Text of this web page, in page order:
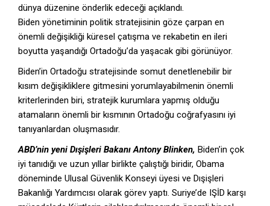
dünya düzenine önderlik edeceği açıklandı.
Biden yönetiminin politik stratejisinin göze çarpan en
önemli değişikliği küresel çatışma ve rekabetin en ileri
boyutta yaşandığı Ortadoğu’da yaşacak gibi görünüyor.
Biden’in Ortadoğu stratejisinde somut denetlenebilir bir
kısım değişikliklere gitmesini yorumlayabilmenin önemli
kriterlerinden biri, stratejik kurumlara yapmış olduğu
atamaların önemli bir kısmının Ortadoğu coğrafyasını iyi
tanıyanlardan oluşmasıdır.
ABD’nin yeni Dışişleri Bakanı Antony Blinken, Biden’in çok
iyi tanıdığı ve uzun yıllar birlikte çalıştığı biridir, Obama
döneminde Ulusal Güvenlik Konseyi üyesi ve Dışişleri
Bakanlığı Yardımcısı olarak görev yaptı. Suriye’de IŞİD karşı